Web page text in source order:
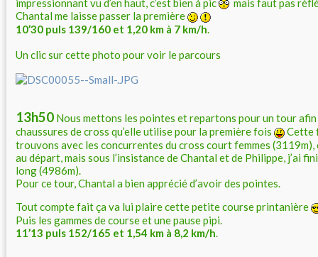
Chantal me laisse passer la première
10’30 puls 139/160 et 1,20 km à 7 km/h.
Un clic sur cette photo pour voir le parcours
13h50 Nous mettons les pointes et repartons pour un tour
chaussures de cross qu’elle utilise pour la première fois
Cette
trouvons avec les concurrentes du cross court femmes (3119m),
au départ, mais sous l’insistance de Chantal et de Philippe, j’ai
long (4986m).
Pour ce tour, Chantal a bien apprécié d’avoir des pointes.
Tout compte fait ça va lui plaire cette petite course printanière
Puis les gammes de course et une pause pipi.
11’13 puls 152/165 et 1,54 km à 8,2 km/h